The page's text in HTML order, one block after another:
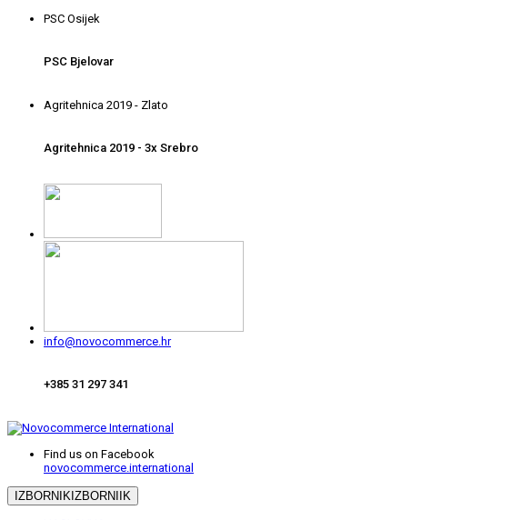
PSC Osijek
PSC Bjelovar
Agritehnica 2019 - Zlato
Agritehnica 2019 - 3x Srebro
info@novocommerce.hr
+385 31 297 341
Find us on Facebook
novocommerce.international
IZBORNIKIZBORNIIK